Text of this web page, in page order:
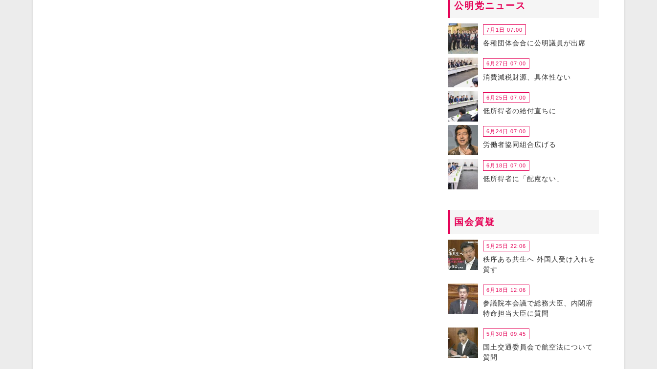
公明党ニュース
7月1日 07:00
各種団体会合に公明議員が出席
6月27日 07:00
消費減税財源、具体性ない
6月25日 07:00
低所得者の給付直ちに
6月24日 07:00
労働者協同組合広げる
6月18日 07:00
低所得者に「配慮ない」
国会質疑
5月25日 22:06
秩序ある共生へ 外国人受け入れを
質す
6月18日 12:06
参議院本会議で総務大臣、内閣府
特命担当大臣に質問
5月30日 09:45
国土交通委員会で航空法について
質問